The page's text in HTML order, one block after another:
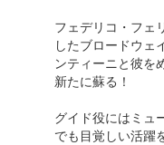
フェデリコ・フェ
したブロードウェ
ンティーニと彼を
新たに蘇る！
グイド役にはミュ
でも目覚しい活躍